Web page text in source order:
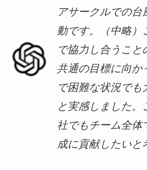
アサークルでの
動です。（中略）
で協力し合うこと
共通の目標に向か
で困難な状況でも
と実感しました
社でもチーム全体
成に貢献したいと